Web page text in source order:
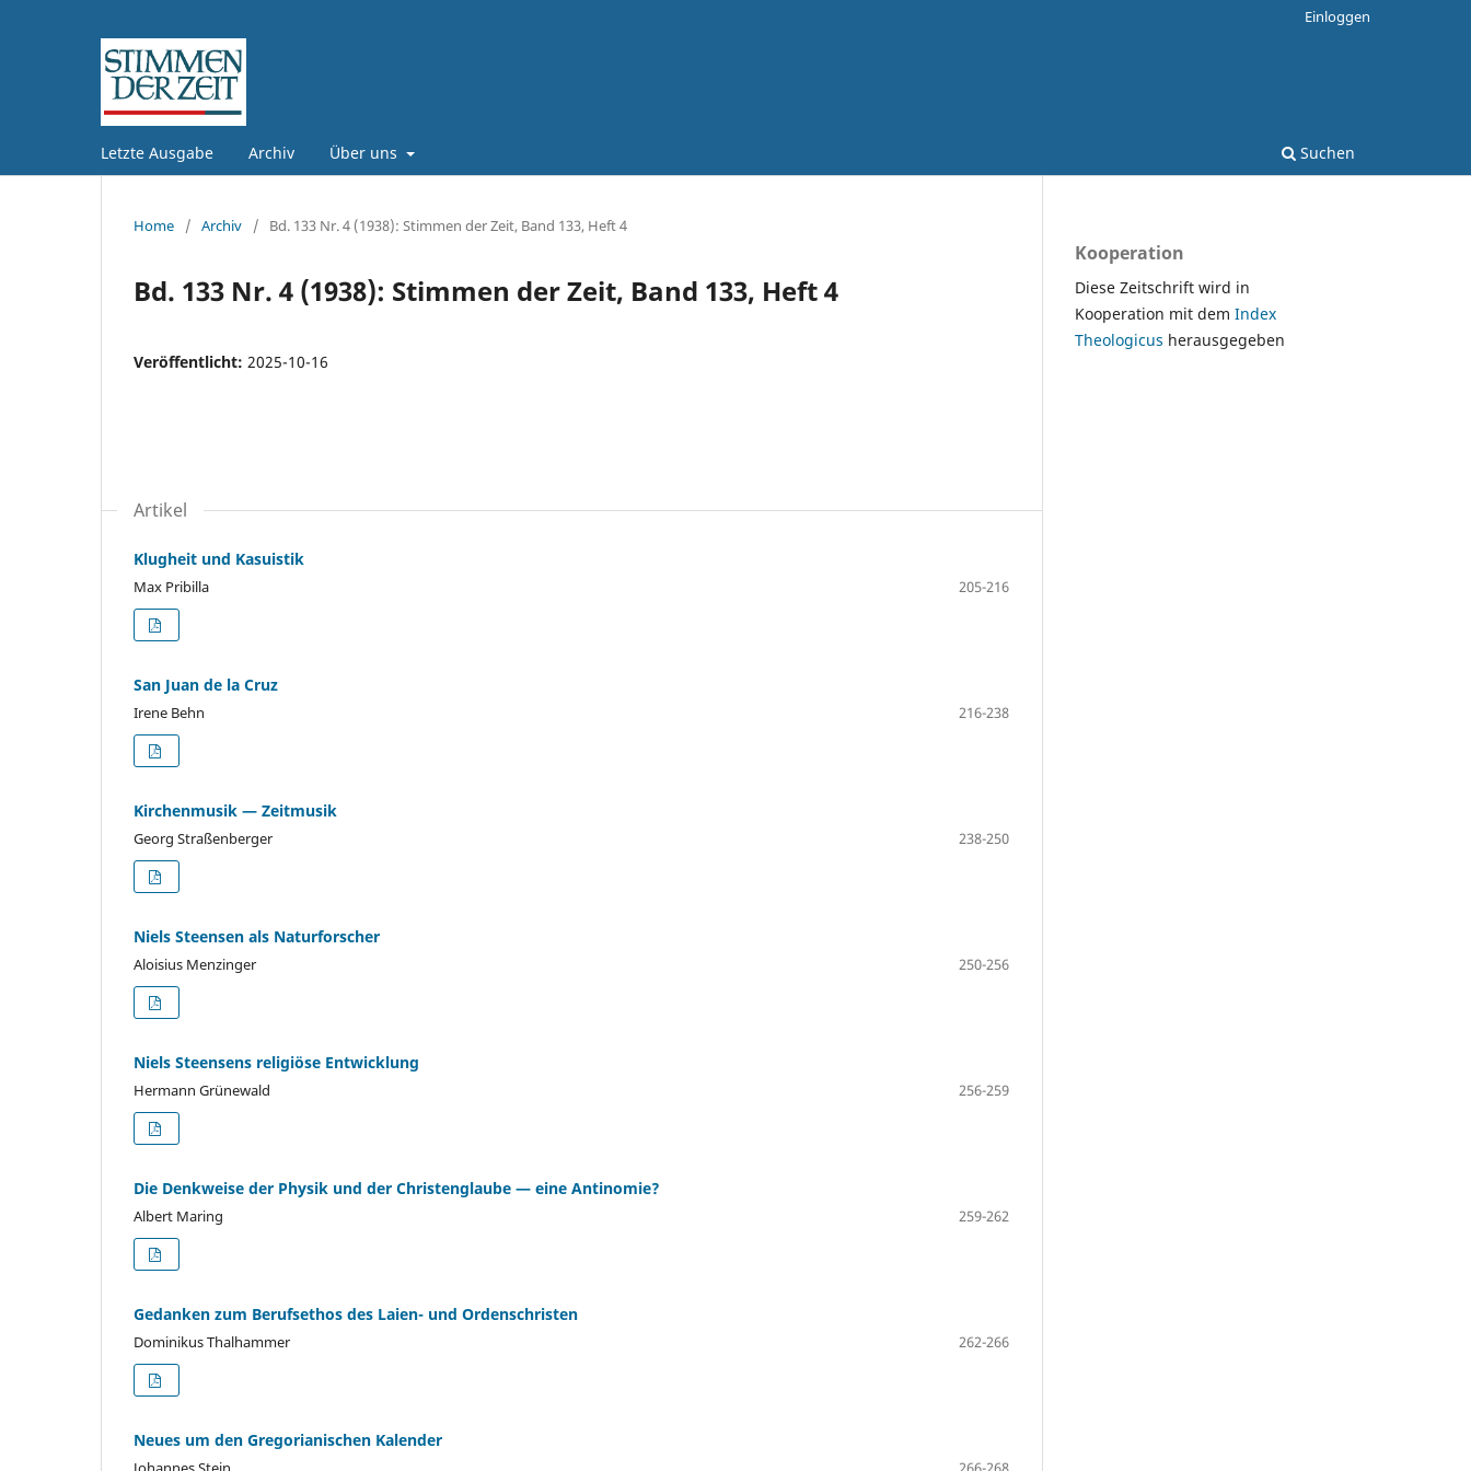
Letzte Ausgabe Archiv Über uns Suchen
Einloggen
Home / Archiv / Bd. 133 Nr. 4 (1938): Stimmen der Zeit, Band 133, Heft 4
Bd. 133 Nr. 4 (1938): Stimmen der Zeit, Band 133, Heft 4
Veröffentlicht: 2025-10-16
Artikel
Klugheit und Kasuistik
Max Pribilla 205-216
San Juan de la Cruz
Irene Behn 216-238
Kirchenmusik — Zeitmusik
Georg Straßenberger 238-250
Niels Steensen als Naturforscher
Aloisius Menzinger 250-256
Niels Steensens religiöse Entwicklung
Hermann Grünewald 256-259
Die Denkweise der Physik und der Christenglaube — eine Antinomie?
Albert Maring 259-262
Gedanken zum Berufsethos des Laien- und Ordenschristen
Dominikus Thalhammer 262-266
Neues um den Gregorianischen Kalender
Kooperation
Diese Zeitschrift wird in
Kooperation mit dem Index
Theologicus herausgegeben